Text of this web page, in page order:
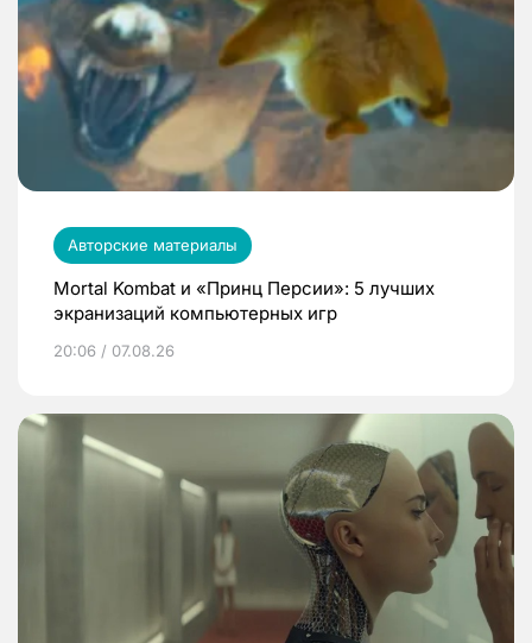
Авторские материалы
Mortal Kombat и «Принц Персии»: 5 лучших
экранизаций компьютерных игр
20:06 / 07.08.26